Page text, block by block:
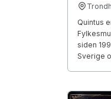
Quintus
siden
Sverige